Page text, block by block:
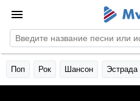
Поп Рок Шансон Эстрада